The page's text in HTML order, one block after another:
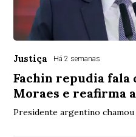
Justiça Há 2 semanas
Fachin repudia
Moraes e reafirma
Presidente argentino